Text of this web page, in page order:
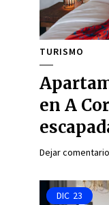
TURISMO
en A
Dejar comentario
DIC 23